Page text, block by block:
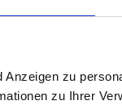
zu
zu Ihrer